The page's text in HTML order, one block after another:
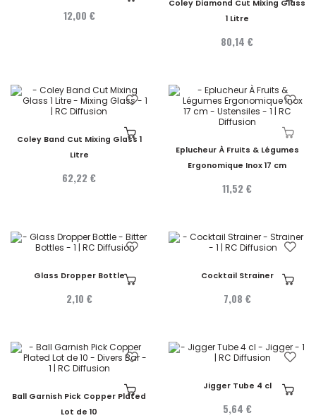
12,00 €
Coley Diamond Cut Mixing Glass
1 Litre
80,14 €
Coley Band Cut Mixing Glass 1
Litre
62,22 €
Eplucheur À Fruits & Légumes
Ergonomique Inox 17 cm
11,52 €
Glass Dropper Bottle
2,10 €
Cocktail Strainer
7,08 €
Ball Garnish Pick Copper Plated
Lot de 10
Jigger Tube 4 cl
5,64 €